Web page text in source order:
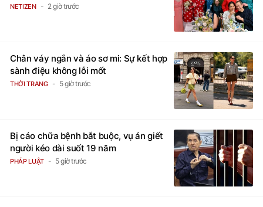
NETIZEN 2 giờ trước
Chân váy ngắn và áo sơ mi: Sự kết hợp
sành điệu không lỗi mốt
THỜI TRANG 5 giờ trước
Bị cáo chữa bệnh bắt buộc, vụ án giết
người kéo dài suốt 19 năm
PHÁP LUẬT 5 giờ trước